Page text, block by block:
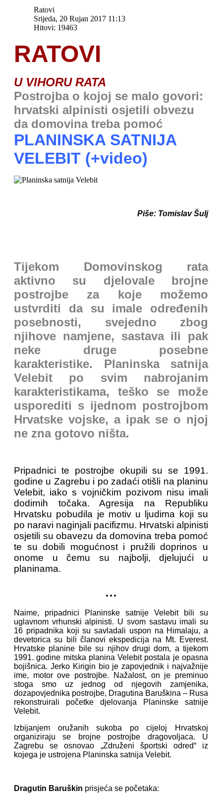
Ratovi
Srijeda, 20 Rujan 2017 11:13
Hitovi: 19463
RATOVI
U VIHORU RATA
Postrojba o kojoj se malo govori:
hrvatski alpinisti osjetili obvezu
da domovina treba pomoć
PLANINSKA SATNIJA
VELEBIT (+video)
Piše: Tomislav Šulj
Tijekom Domovinskog rata
aktivno su djelovale brojne
postrojbe za koje možemo
ustvrditi da su imale određenih
posebnosti, svejedno zbog
njihove namjene, sastava ili pak
neke druge posebne
karakteristike. Planinska satnija
Velebit po svim nabrojanim
karakteristikama, teško se može
usporediti s ijednom postrojbom
Hrvatske vojske, a ipak se o njoj
ne zna gotovo ništa.
Pripadnici te postrojbe okupili su se 1991.
godine u Zagrebu i po zadaći otišli na planinu
Velebit, iako s vojničkim pozivom nisu imali
dodirnih točaka. Agresija na Republiku
Hrvatsku pobudila je motiv u ljudima koji su
po naravi naginjali pacifizmu. Hrvatski alpinisti
osjetili su obavezu da domovina treba pomoć
te su dobili mogućnost i pružili doprinos u
onome u čemu su najbolji, djelujući u
planinama.
...
Naime, pripadnici Planinske satnije Velebit bili su
uglavnom vrhunski alpinisti. U svom sastavu imali su
16 pripadnika koji su savladali uspon na Himalaju, a
devetorica su bili članovi ekspedicija na Mt. Everest.
Hrvatske planine bile su njihov drugi dom, a tijekom
1991. godine mitska planina Velebit postala je opasna
bojišnica. Jerko Kirigin bio je zapovjednik i najvažnije
ime, motor ove postrojbe. Nažalost, on je preminuo
stoga smo uz jednog od njegovih zamjenika,
dozapovjednika postrojbe, Dragutina Baruškina – Rusa
rekonstruirali početke djelovanja Planinske satnije
Velebit.
Izbijanjem oružanih sukoba po cijeloj Hrvatskoj
organiziraju se brojne postrojbe dragovoljaca. U
Zagrebu se osnovao „Združeni športski odred“ iz
kojega je ustrojena Planinska satnija Velebit.
Dragutin Baruškin prisjeća se početaka: